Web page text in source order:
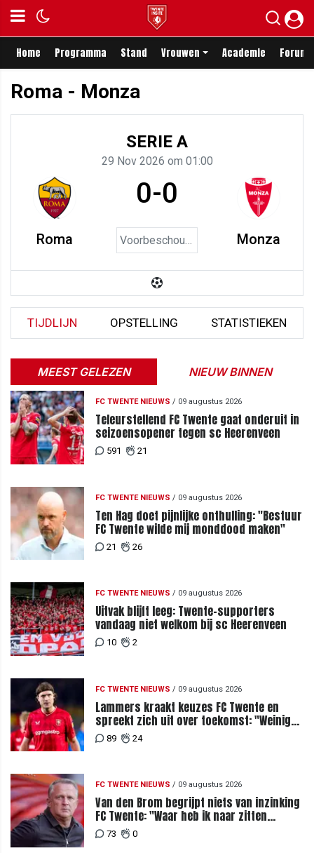
Home Programma Stand Vrouwen Academie Forum
Roma - Monza
SERIE A
29 Nov 2026 om 01:00
Roma
0-0
Monza
TIJDLIJN OPSTELLING STATISTIEKEN
MEEST GELEZEN NIEUW BINNEN
FC TWENTE NIEUWS / 09 augustus 2026
Teleurstellend FC Twente gaat onderuit in
seizoensopener tegen sc Heerenveen
591 21
FC TWENTE NIEUWS / 09 augustus 2026
Ten Hag doet pijnlijke onthulling: "Bestuur
FC Twente wilde mij monddood maken"
21 26
FC TWENTE NIEUWS / 09 augustus 2026
Uitvak blijft leeg: Twente-supporters
vandaag niet welkom bij sc Heerenveen
10 2
FC TWENTE NIEUWS / 09 augustus 2026
Lammers kraakt keuzes FC Twente en
spreekt zich uit over toekomst: "Weinig
van te begrijpen"
89 24
FC TWENTE NIEUWS / 09 augustus 2026
Van den Brom begrijpt niets van inzinking
FC Twente: "Waar heb ik naar zitten
kijken?"
73 0